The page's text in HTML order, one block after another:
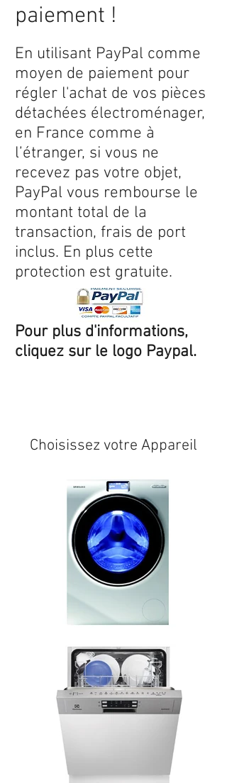
paiement !
En utilisant PayPal comme
moyen de paiement pour
régler l'achat de vos pièces
détachées électroménager,
en France comme à
l’étranger, si vous ne
recevez pas votre objet,
PayPal vous rembourse le
montant total de la
transaction, frais de port
inclus. En plus cette
protection est gratuite.
Pour plus d'informations,
cliquez sur le logo Paypal.
Choisissez votre Appareil